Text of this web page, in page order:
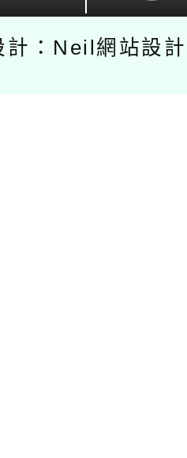
計：Neil網站設